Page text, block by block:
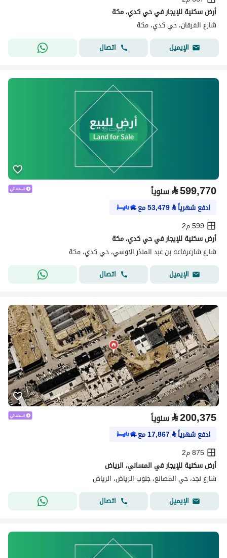
أرض سكنية للإيجار في حي كدي، مكة
شارع الفرقان، حي كدي، مكة
الإيميل
اتصال
⃁599,770 سنوياً
ادفع شهرياً⃁
53,479مع
599 م2
أرض سكنية للإيجار في حي كدي، مكة
شارع شارعرفاعه بن عبد المنذر الاوسي، حي كدي، مكة
الإيميل
اتصال
⃁200,375 سنوياً
ادفع شهرياً⃁
17,867مع
875 م2
أرض سكنية للإيجار في المساني، الرياض
شارع نجد، حي المصانع، جنوب الرياض، الرياض
الإيميل
اتصال